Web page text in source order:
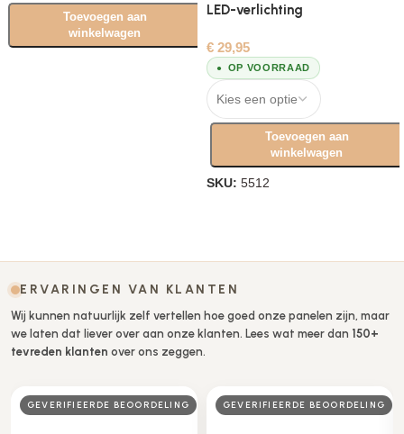
Toevoegen aan
winkelwagen
LED-verlichting
€ 29,95
OP VOORRAAD
Toevoegen aan
winkelwagen
SKU: 5512
ERVARINGEN VAN KLANTEN
Wij kunnen natuurlijk zelf vertellen hoe goed onze panelen zijn, maar
we laten dat liever over aan onze klanten. Lees wat meer dan 150+
tevreden klanten over ons zeggen.
GEVERIFIEERDE BEOORDELING BEOORDELAAR